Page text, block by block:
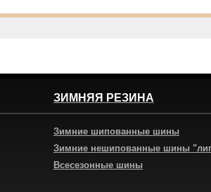
ЗИМНЯЯ РЕЗИНА
Зимние шипованные шины
Зимние нешипованные шины
Всесезонные шины